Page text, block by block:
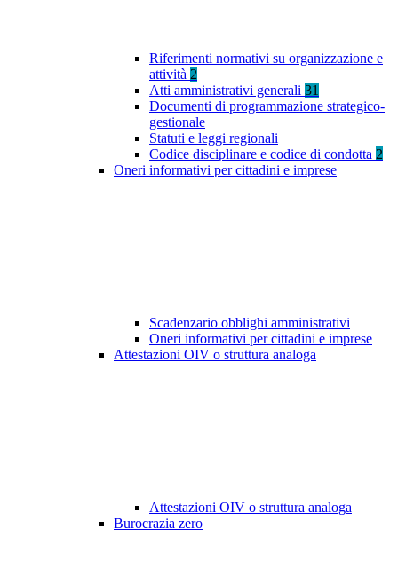
Riferimenti normativi su organizzazione e
attività 2
Atti amministrativi generali 31
Documenti di programmazione strategico-
gestionale
Statuti e leggi regionali
Codice disciplinare e codice di condotta 2
Oneri informativi per cittadini e imprese
Scadenzario obblighi amministrativi
Oneri informativi per cittadini e imprese
Attestazioni OIV o struttura analoga
Attestazioni OIV o struttura analoga
Burocrazia zero